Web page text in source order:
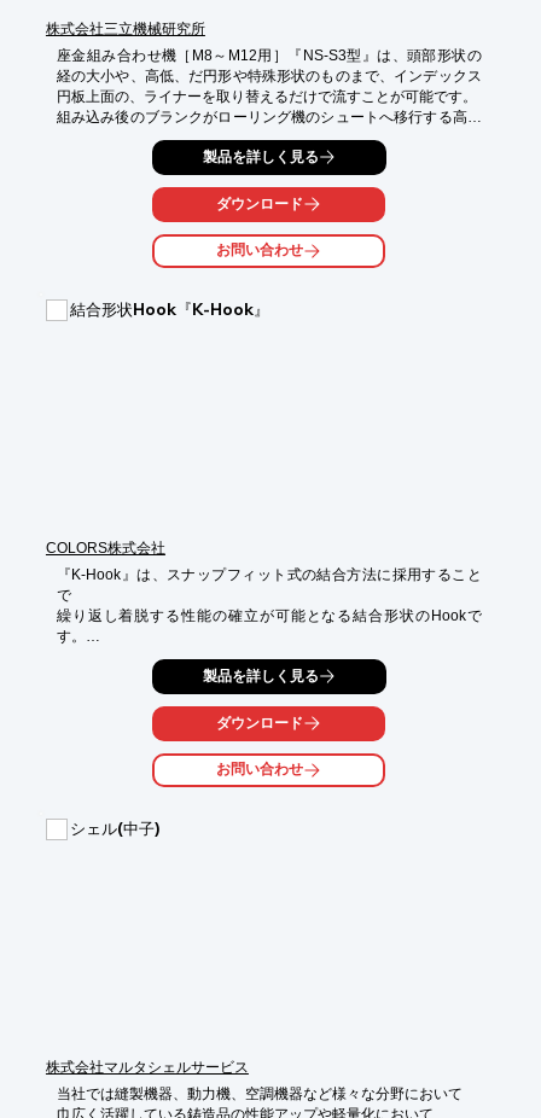
株式会社三立機械研究所
座金組み合わせ機［M8～M12用］『NS-S3型』は、頭部形状の
経の大小や、高低、だ円形や特殊形状のものまで、インデックス
円板上面の、ライナーを取り替えるだけで流すことが可能です。
組み込み後のブランクがローリング機のシュートへ移行する高さ
に対して、リベット及びワッシャー類のパーツフィーダーの高さ
が低位置にあるので、パーツボウル内のワーク量や、流れワーク
の投入・残量確認がしやすい等のメリットが生まれます。
リベットインデックス円板の1周あたりの溝の数を、必要に応じ
て増やすことにより、低速回転でも組込数量が上がります。
○ローダウンスタイル（低位置型）＋オープンフェイス
○より高い生産性の向上UP
製品を詳しく見る
ダウンロード
お問い合わせ
結合形状Hook『K-Hook』
COLORS株式会社
『K-Hook』は、スナップフィット式の結合方法に採用すること
で
繰り返し着脱する性能の確立が可能となる結合形状のHookで
す。
従来ネジ等の締結部品が必要最低限で済み、コスト削減。
環境に優しい製品を生み出すことが可能です。
■非常に折れ難い機能を「形状」だけの工夫で解決した結合方式
■ガラス質のアクリル樹脂性Hookさえも容易に折れない特長を有
製品を詳しく見る
ダウンロード
お問い合わせ
シェル(中子)
株式会社マルタシェルサービス
当社では縫製機器、動力機、空調機器など様々な分野において
巾広く活躍している鋳造品の性能アップや軽量化において